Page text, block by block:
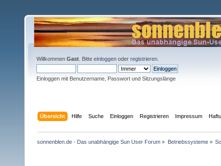
Willkommen Gast . Bitte einloggen oder registrieren
Einloggen mit Benutzername, Passwort und Sitzungslänge
Übersicht Hilfe Suche Einloggen Registrieren Impressum
sonnenblen.de - Das unabhängige Sun User Forum » Betriebssysteme»